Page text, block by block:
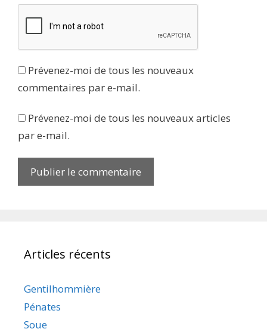
Prévenez-moi de tous les nouveaux
commentaires par e-mail.
Prévenez-moi de tous les nouveaux articles
par e-mail.
Articles récents
Gentilhommière
Pénates
Soue